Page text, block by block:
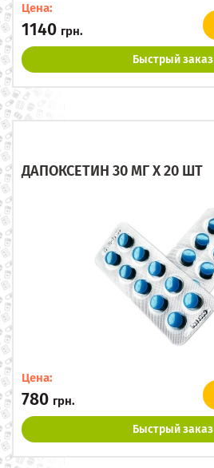
Цена:
1140 грн.
Быстрый заказ
ДАПОКСЕТИН 30 МГ X 20 ШТ
Цена:
780 грн.
Быстрый заказ